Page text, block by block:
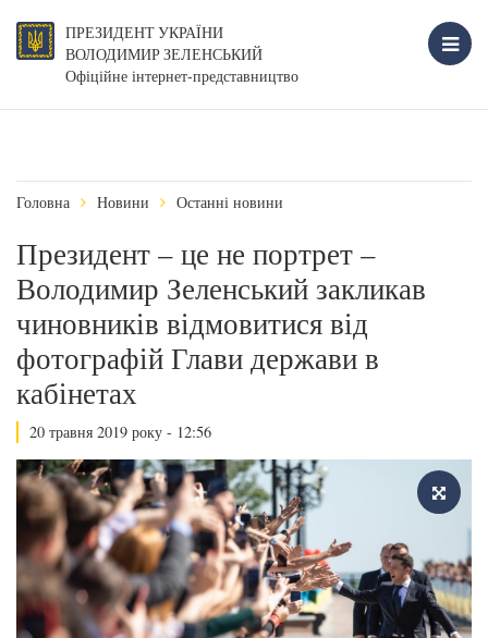
ПРЕЗИДЕНТ УКРАЇНИ
ВОЛОДИМИР ЗЕЛЕНСЬКИЙ
Офіційне інтернет-представництво
Головна Новини Останні новини
Президент – це не портрет –
Володимир Зеленський закликав
чиновників відмовитися від
фотографій Глави держави в
кабінетах
20 травня 2019 року - 12:56